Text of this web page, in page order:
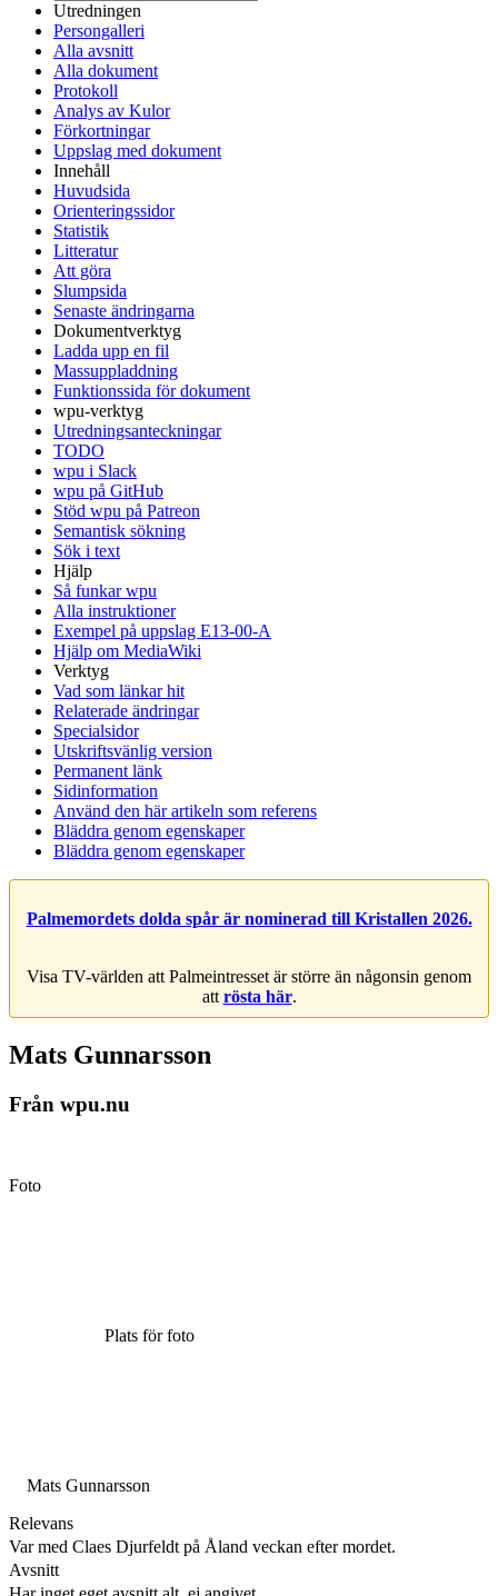
Utredningen
Persongalleri
Alla avsnitt
Alla dokument
Protokoll
Analys av Kulor
Förkortningar
Uppslag med dokument
Innehåll
Huvudsida
Orienteringssidor
Statistik
Litteratur
Att göra
Slumpsida
Senaste ändringarna
Dokumentverktyg
Ladda upp en fil
Massuppladdning
Funktionssida för dokument
wpu-verktyg
Utredningsanteckningar
TODO
wpu i Slack
wpu på GitHub
Stöd wpu på Patreon
Semantisk sökning
Sök i text
Hjälp
Så funkar wpu
Alla instruktioner
Exempel på uppslag E13-00-A
Hjälp om MediaWiki
Verktyg
Vad som länkar hit
Relaterade ändringar
Specialsidor
Utskriftsvänlig version
Permanent länk
Sidinformation
Använd den här artikeln som referens
Bläddra genom egenskaper
Bläddra genom egenskaper
Palmemordets dolda spår är nominerad till Kristallen 2026.
Visa TV-världen att Palmeintresset är större än någonsin genom
att rösta här.
Mats Gunnarsson
Från wpu.nu
Foto
Plats för foto
Mats Gunnarsson
Relevans
Var med Claes Djurfeldt på Åland veckan efter mordet.
Avsnitt